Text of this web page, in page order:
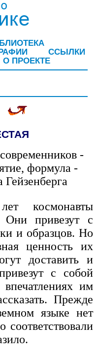
ССЫЛКИ
О ПРОЕКТЕ
-
формула -
космонавты
Они привезут с
и образцов. Но
ценность их
доставить и
с собой
им
Прежде
языке нет